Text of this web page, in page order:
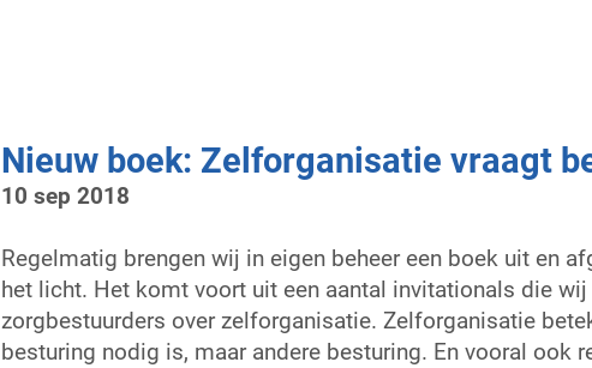
Nieuw boek: Zelforganisatie vraagt
10 sep 2018
Regelmatig brengen wij in eigen beheer een boek uit en
het licht. Het komt voort uit een aantal invitationals die
zorgbestuurders over zelforganisatie. Zelforganisatie
besturing nodig is, maar andere besturing. En vooral ook